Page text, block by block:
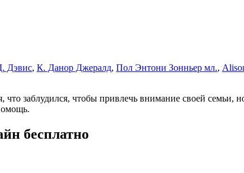
Дэвис, К. Данор Джералд, Пол Энтони Зонньер мл.,
заблудился, чтобы привлечь внимание своей семьи,
бесплатно